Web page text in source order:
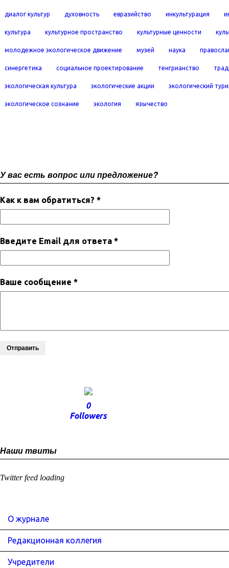
диалог культур духовность евразийство инкультурация
культура культурное пространство культурные ценности
молодежное экологическое движение музей наука
синергетика социальное проектирование тенгрианство
экологическая культура экологические акции экологический
экологическое сознание экология язычество
У вас есть вопрос или предложение?
Как к вам обратиться? *
Введите Email для ответа *
Ваше сообщение *
Отправить
0
Followers
Наши твиты
Twitter feed loading
О журнале
Редакционная коллегия
Учредители